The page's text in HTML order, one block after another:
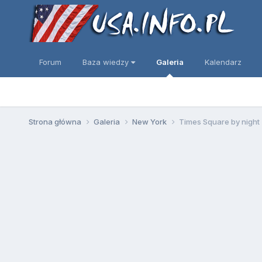
Forum Baza wiedzy Galeria Kalendarz
Strona główna Galeria New York Times Square by night